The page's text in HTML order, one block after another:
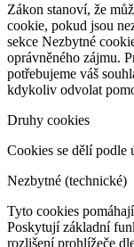
Zákon stanoví, že
cookie, pokud jsou
sekce Nezbytné
oprávněného zájmu.
potřebujeme váš
kdykoliv odvolat
Druhy cookies
Cookies se dělí podle
Nezbytné (technické)
Tyto cookies
Poskytují základní
rozlišení prohlížeče